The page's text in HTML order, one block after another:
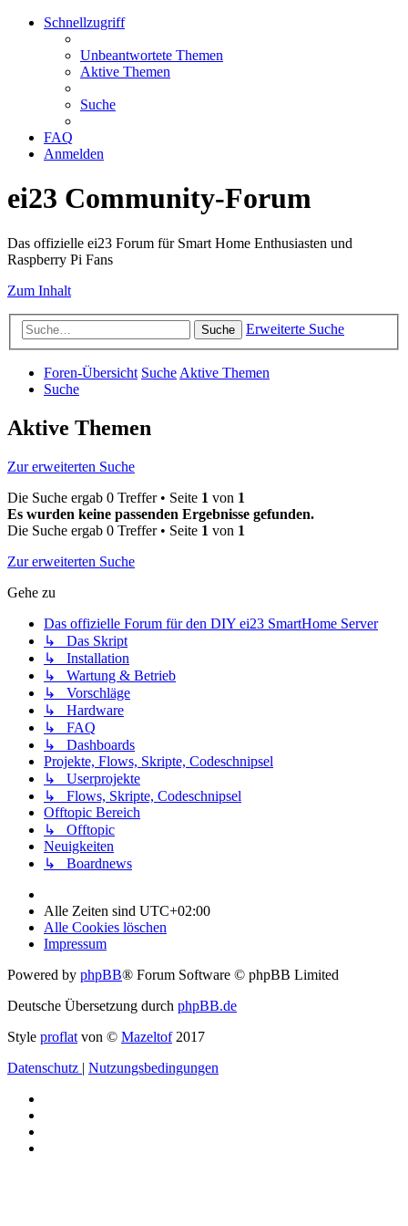
Schnellzugriff
Unbeantwortete Themen
Aktive Themen
Suche
FAQ
Anmelden
ei23 Community-Forum
Das offizielle ei23 Forum für Smart Home Enthusiasten und
Raspberry Pi Fans
Zum Inhalt
Suche Erweiterte Suche
Foren-Übersicht SucheAktive Themen
Suche
Aktive Themen
Zur erweiterten Suche
Die Suche ergab 0 Treffer • Seite 1 von 1
Es wurden keine passenden Ergebnisse gefunden.
Die Suche ergab 0 Treffer • Seite 1 von 1
Zur erweiterten Suche
Gehe zu
Das offizielle Forum für den DIY ei23 SmartHome Server
↳ Das Skript
↳ Installation
↳ Wartung & Betrieb
↳ Vorschläge
↳ Hardware
↳ FAQ
↳ Dashboards
Projekte, Flows, Skripte, Codeschnipsel
↳ Userprojekte
↳ Flows, Skripte, Codeschnipsel
Offtopic Bereich
↳ Offtopic
Neuigkeiten
↳ Boardnews
Alle Zeiten sind UTC+02:00
Alle Cookies löschen
Impressum
Powered by phpBB® Forum Software © phpBB Limited
Deutsche Übersetzung durch phpBB.de
Style proflat von © Mazeltof2017
Datenschutz | Nutzungsbedingungen